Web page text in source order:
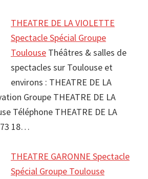
THEATRE DE LA VIOLETTE
Spectacle Spécial Groupe
Toulouse Théâtres & salles de
spectacles sur Toulouse et
environs : THEATRE DE LA
Groupe THEATRE DE LA
Téléphone THEATRE DE LA
73 18…
THEATRE GARONNE Spectacle
Spécial Groupe Toulouse